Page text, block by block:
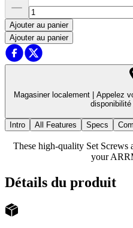
Ajouter au panier
Ajouter au panier
Magasiner localement |
Appelez
Intro All Features Specs
These high-quality Set Screws
your
Détails du produit